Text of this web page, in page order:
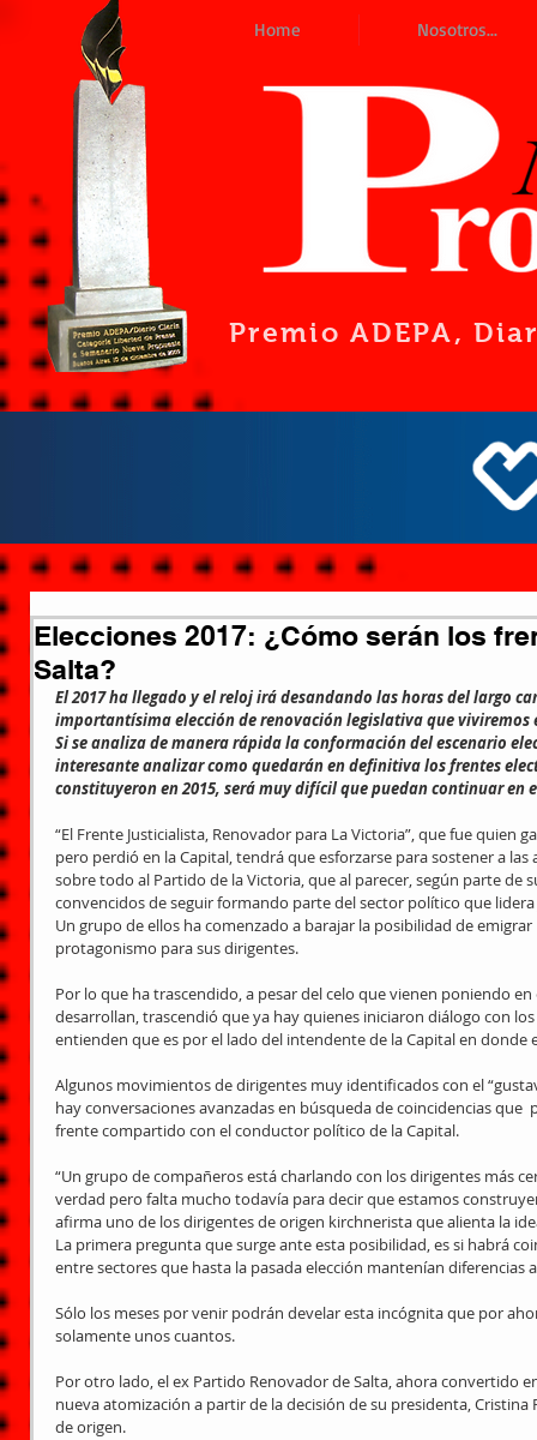
Home Nosotros...
Premio ADEPA,
Elecciones 2017: ¿Cómo serán los
Salta?
El 2017 ha llegado y el reloj irá desandando las horas del largo
importantísima elección de renovación legislativa que viviremos
Si se analiza de manera rápida la conformación del escenario
interesante analizar como quedarán en definitiva los frentes
constituyeron en 2015, será muy difícil que puedan continuar en
“El Frente Justicialista, Renovador para La Victoria”, que fue quien
pero perdió en la Capital, tendrá que esforzarse para sostener a
sobre todo al Partido de la Victoria, que al parecer, según parte de
convencidos de seguir formando parte del sector político que
Un grupo de ellos ha comenzado a barajar la posibilidad de
protagonismo para sus dirigentes.
Por lo que ha trascendido, a pesar del celo que vienen poniendo
desarrollan, trascendió que ya hay quienes iniciaron diálogo con
entienden que es por el lado del intendente de la Capital en donde
Algunos movimientos de dirigentes muy identificados con el
hay conversaciones avanzadas en búsqueda de coincidencias que
frente compartido con el conductor político de la Capital.
“Un grupo de compañeros está charlando con los dirigentes más
verdad pero falta mucho todavía para decir que estamos
afirma uno de los dirigentes de origen kirchnerista que alienta la
La primera pregunta que surge ante esta posibilidad, es si habrá
entre sectores que hasta la pasada elección mantenían diferencias
Sólo los meses por venir podrán develar esta incógnita que por
solamente unos cuantos.
Por otro lado, el ex Partido Renovador de Salta, ahora convertido
nueva atomización a partir de la decisión de su presidenta,
de origen.